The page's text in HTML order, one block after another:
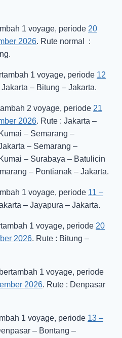
1 voyage, periode 20
2026. Rute normal :
1 voyage, periode 12
Jakarta – Bitung – Jakarta.
2 voyage, periode 21
2026. Rute : Jakarta –
– Semarang –
– Semarang –
– Surabaya – Batulicin
– Pontianak – Jakarta.
1 voyage, periode 11 –
– Jayapura – Jakarta.
1 voyage, periode 20
2026. Rute : Bitung –
bertambah 1 voyage, periode
2026. Rute : Denpasar
1 voyage, periode 13 –
– Bontang –